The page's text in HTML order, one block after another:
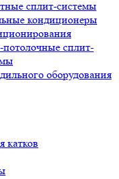
сплит-системы
кондиционеры
сплит-
оборудования
катков